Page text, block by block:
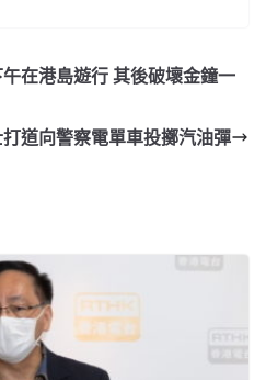
在港島遊行 其後破壞金鐘一
道向警察電單車投擲汽油彈